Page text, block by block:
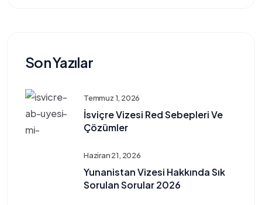
Son Yazılar
Temmuz 1, 2026
İsviçre Vizesi Red Sebepleri Ve
Çözümler
Haziran 21, 2026
Yunanistan Vizesi Hakkında Sık
Sorulan Sorular 2026